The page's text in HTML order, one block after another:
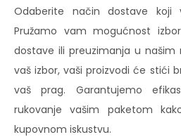
Odaberite način dostave koji
Pružamo vam mogućnost
dostave ili preuzimanja u našim
vaš izbor, vaši proizvodi će stići
vaš prag. Garantujemo
rukovanje vašim paketom
kupovnom iskustvu.